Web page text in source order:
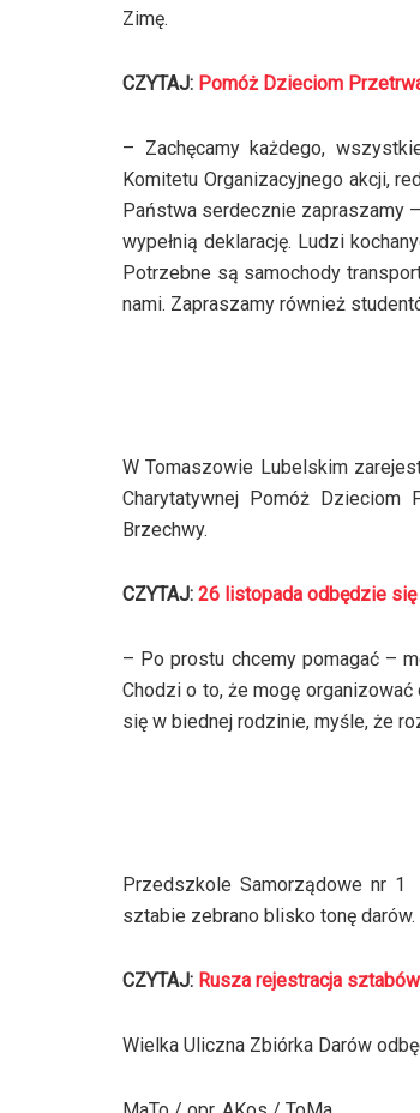
Zimę.
CZYTAJ: Pomóż Dzieciom
– Zachęcamy każdego,
Komitetu Organizacyjnego akcji,
Państwa serdecznie zapraszamy
wypełnią deklarację. Ludzi
Potrzebne są samochody
nami. Zapraszamy również
W Tomaszowie Lubelskim
Charytatywnej Pomóż
Brzechwy.
CZYTAJ: 26 listopada odbędzie
– Po prostu chcemy pomagać –
Chodzi o to, że mogę
się w biednej rodzinie, myśle, że
Przedszkole Samorządowe nr
sztabie zebrano blisko tonę darów.
CZYTAJ: Rusza rejestracja
Wielka Uliczna Zbiórka Darów